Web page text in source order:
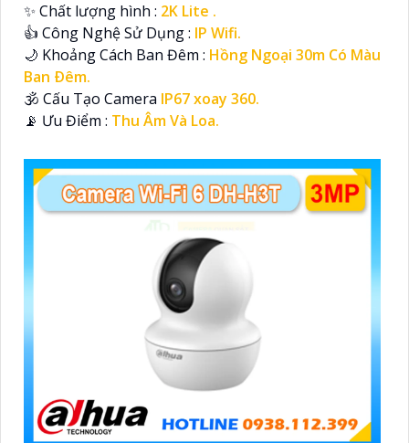
✨ Chất lượng hình : 2K Lite .
👍 Công Nghệ Sử Dụng : IP Wifi.
🌙 Khoảng Cách Ban Đêm : Hồng Ngoại 30m Có Màu
Ban Ðêm.
🕉️ Cấu Tạo Camera IP67 xoay 360.
️📡 Ưu Điểm : Thu Âm Và Loa.